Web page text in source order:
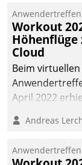
meistern und
wuppen – bei
Aufgaben und
abnehmendem
Anwendertreffen
Workout
Höhenflüge
Cloud
Beim
April 2022
Teilnehmer
Cloud-
Andreas
Anwendertreffen